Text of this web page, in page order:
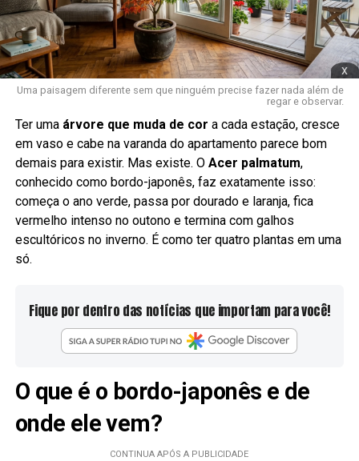
x
Uma paisagem diferente sem que ninguém precise fazer nada além de
regar e observar.
Ter uma árvore que muda de cor a cada estação, cresce
em vaso e cabe na varanda do apartamento parece bom
demais para existir. Mas existe. O Acer palmatum,
conhecido como bordo-japonês, faz exatamente isso:
começa o ano verde, passa por dourado e laranja, fica
vermelho intenso no outono e termina com galhos
escultóricos no inverno. É como ter quatro plantas em uma
só.
Fique por dentro das notícias que importam para você!
O que é o bordo-japonês e de
onde ele vem?